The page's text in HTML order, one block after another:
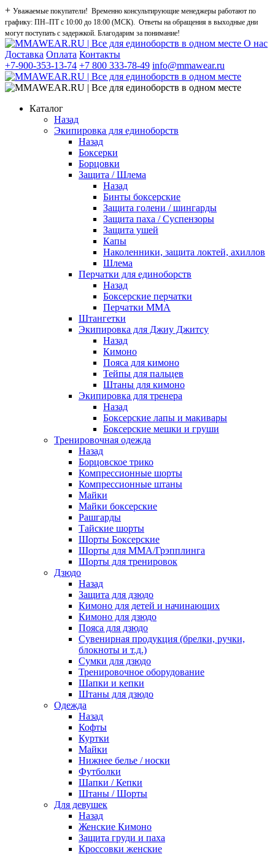
+ Уважаемые покупатели! Временно консультирующие менеджеры работают по
графику: ПН–ПТ с 10:00 до 18:00 (МСК). Ответы на обращения в выходные дни
могут поступать с задержкой. Благодарим за понимание!
О нас
Доставка Оплата Контакты
+7-900-353-13-74 +7 800 333-78-49 info@mmawear.ru
Каталог
Назад
Экипировка для единоборств
Назад
Боксерки
Борцовки
Защита / Шлема
Назад
Бинты боксерские
Защита голени / шингарды
Защита паха / Суспензоры
Защита ушей
Капы
Наколенники, защита локтей, ахиллов
Шлема
Перчатки для единоборств
Назад
Боксерские перчатки
Перчатки ММА
Штангетки
Экипировка для Джиу Джитсу
Назад
Кимоно
Пояса для кимоно
Тейпы для пальцев
Штаны для кимоно
Экипировка для тренера
Назад
Боксерские лапы и макивары
Боксерские мешки и груши
Тренировочная одежда
Назад
Борцовское трико
Компрессионные шорты
Компрессионные штаны
Майки
Майки боксерские
Рашгарды
Тайские шорты
Шорты Боксерские
Шорты для ММА/Грэпплинга
Шорты для тренировок
Дзюдо
Назад
Защита для дзюдо
Кимоно для детей и начинающих
Кимоно для дзюдо
Пояса для дзюдо
Сувенирная продукция (брелки, ручки,
блокноты и т.д.)
Сумки для дзюдо
Тренировочное оборудование
Шапки и кепки
Штаны для дзюдо
Одежда
Назад
Кофты
Куртки
Майки
Нижнее белье / носки
Футболки
Шапки / Кепки
Штаны / Шорты
Для девушек
Назад
Женские Кимоно
Защита груди и паха
Кроссовки женские